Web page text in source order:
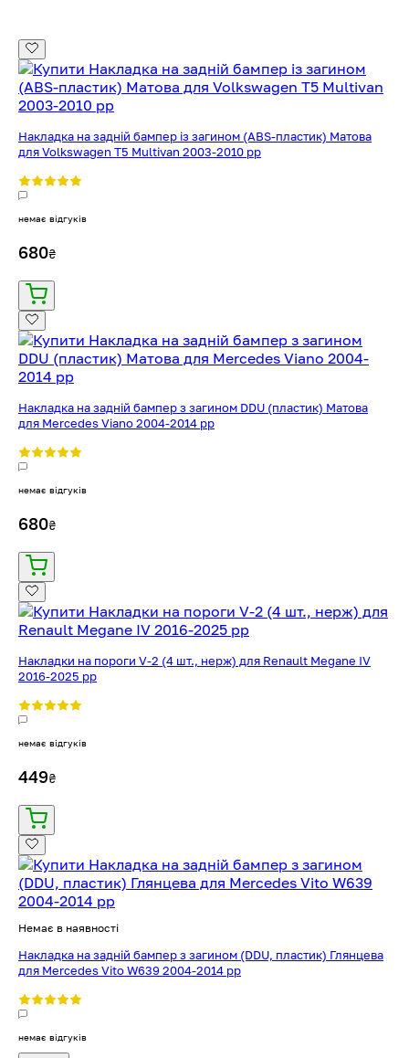
Накладка на задній бампер із загином (ABS-пластик) Матова
для Volkswagen T5 Multivan 2003-2010 рр
немає відгуків
680₴
Накладка на задній бампер з загином DDU (пластик) Матова
для Mercedes Viano 2004-2014 рр
немає відгуків
680₴
Накладки на пороги V-2 (4 шт., нерж) для Renault Megane IV
2016-2025 рр
немає відгуків
449₴
Немає в наявності
Накладка на задній бампер з загином (DDU, пластик) Глянцева
для Mercedes Vito W639 2004-2014 рр
немає відгуків